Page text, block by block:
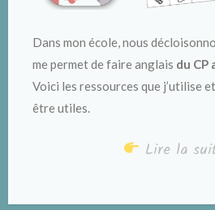
Dans mon école, nous
me permet de faire anglais du CP
Voici les ressources que j’utilise
être utiles.
Lire la